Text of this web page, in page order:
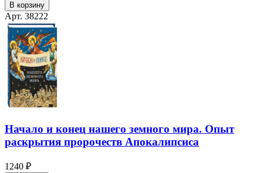
В корзину
Арт. 38222
Начало и конец нашего земного мира. Опыт
раскрытия пророчеств Апокалипсиса
1240 ₽